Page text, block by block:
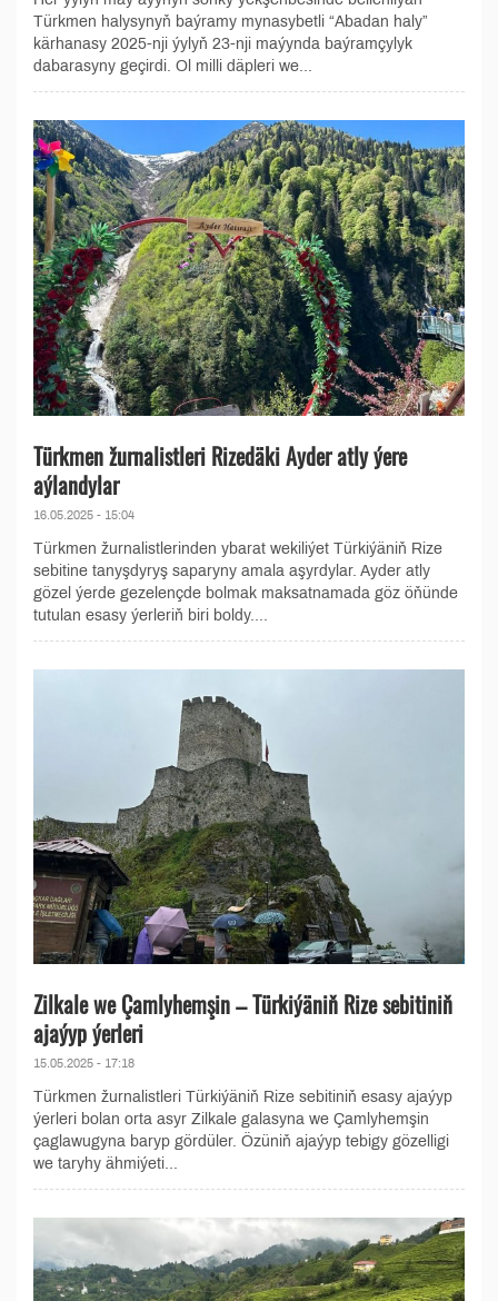
Türkmen halysynyň baýramy mynasybetli “Abadan haly”
kärhanasy 2025-nji ýylyň 23-nji maýynda baýramçylyk
dabarasyny geçirdi. Ol milli däpleri we...
Türkmen žurnalistleri Rizedäki Ayder atly ýere
aýlandylar
16.05.2025 - 15:04
Türkmen žurnalistlerinden ybarat wekiliýet Türkiýäniň Rize
sebitine tanyşdyryş saparyny amala aşyrdylar. Ayder atly
gözel ýerde gezelençde bolmak maksatnamada göz öňünde
tutulan esasy ýerleriň biri boldy....
Zilkale we Çamlyhemşin – Türkiýäniň Rize sebitiniň
ajaýyp ýerleri
15.05.2025 - 17:18
Türkmen žurnalistleri Türkiýäniň Rize sebitiniň esasy ajaýyp
ýerleri bolan orta asyr Zilkale galasyna we Çamlyhemşin
çaglawugyna baryp gördüler. Özüniň ajaýyp tebigy gözelligi
we taryhy ähmiýeti...